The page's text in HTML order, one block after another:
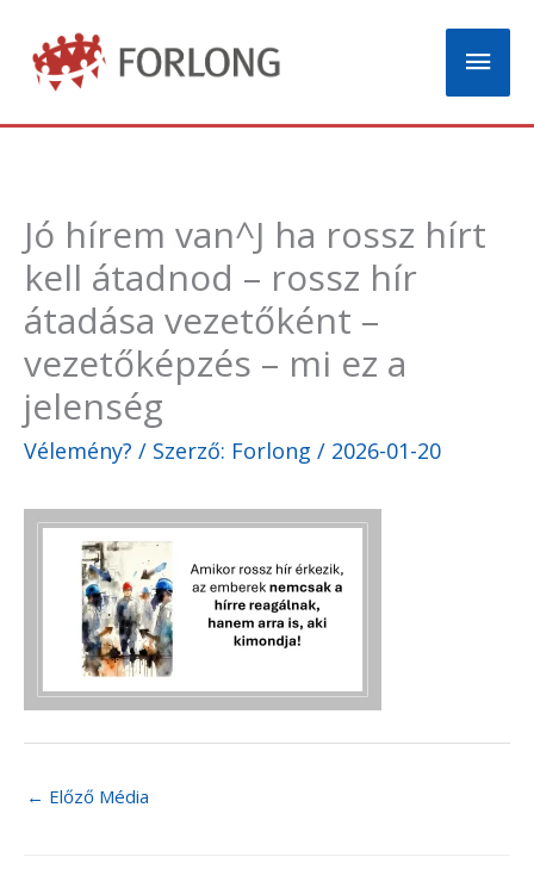
content
Main
Jó hírem van^J ha rossz hírt
kell átadnod – rossz hír
átadása vezetőként –
vezetőképzés – mi ez a
jelenség
Vélemény? / Szerző: Forlong / 2026-01-20
← Előző Média